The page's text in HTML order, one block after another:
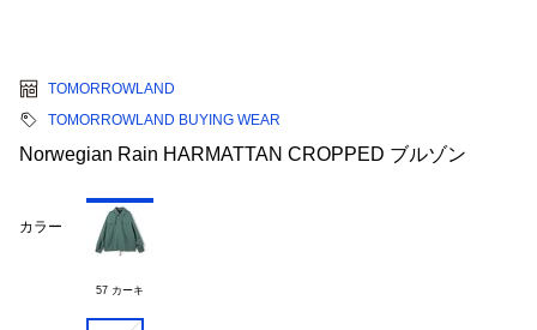
TOMORROWLAND
TOMORROWLAND BUYING WEAR
Norwegian Rain HARMATTAN CROPPED ブルゾン
カラー
57 カーキ